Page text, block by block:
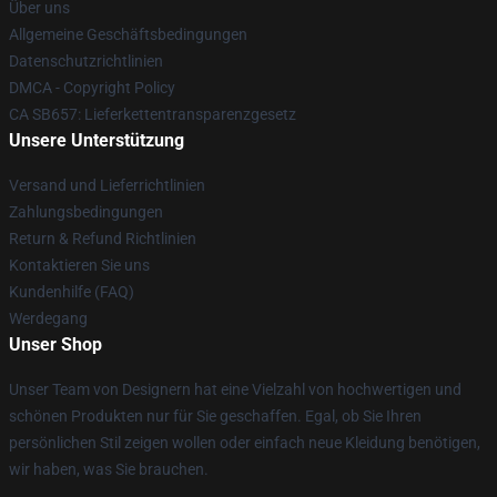
Über uns
Allgemeine Geschäftsbedingungen
Datenschutzrichtlinien
DMCA - Copyright Policy
CA SB657: Lieferkettentransparenzgesetz
Unsere Unterstützung
Versand und Lieferrichtlinien
Zahlungsbedingungen
Return & Refund Richtlinien
Kontaktieren Sie uns
Kundenhilfe (FAQ)
Werdegang
Unser Shop
Unser Team von Designern hat eine Vielzahl von hochwertigen und
schönen Produkten nur für Sie geschaffen. Egal, ob Sie Ihren
persönlichen Stil zeigen wollen oder einfach neue Kleidung benötigen,
wir haben, was Sie brauchen.